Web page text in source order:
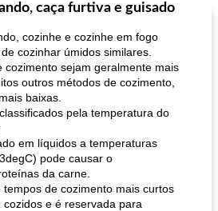
caça furtiva e guisado
cozinhe e cozinhe em fogo
cozinhar úmidos similares.
cozimento sejam geralmente mais
outros métodos de cozimento,
baixas.
pela temperatura do
em líquidos a temperaturas
pode causar o
da carne.
tempos de cozimento mais curtos
e é reservada para